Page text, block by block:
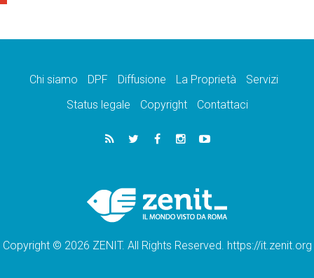
Chi siamo DPF Diffusione La Proprietà
Servizi
Status legale
Copyright Contattaci
Copyright © 2026 ZENIT. All Rights Reserved. https://it.zenit.org